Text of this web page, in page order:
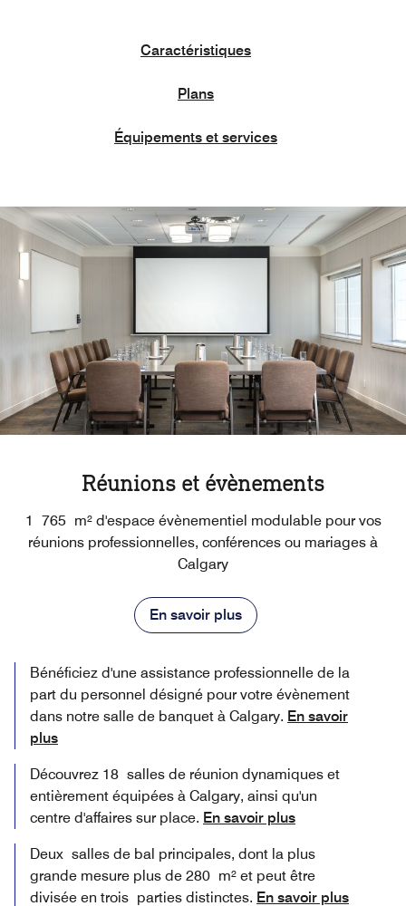
Caractéristiques
Plans
Équipements et services
Réunions et évènements
1 765 m² d'espace évènementiel modulable pour vos
réunions professionnelles, conférences ou mariages à
Calgary
En savoir plus
Bénéficiez d'une assistance professionnelle de la
part du personnel désigné pour votre évènement
dans notre salle de banquet à Calgary. En savoir
plus
Découvrez 18 salles de réunion dynamiques et
entièrement équipées à Calgary, ainsi qu'un
centre d'affaires sur place. En savoir plus
Deux salles de bal principales, dont la plus
grande mesure plus de 280 m² et peut être
divisée en trois parties distinctes. En savoir plus